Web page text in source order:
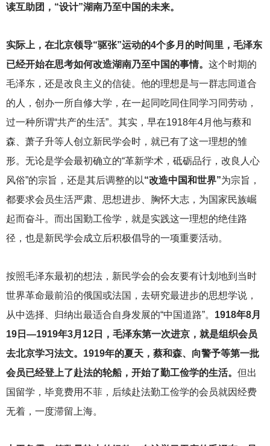
读互助团，“设计”湖南乃至中国的未来。
实际上，在北京领导“驱张”运动的4个多月的时间里，毛泽东
已经开始在思考如何改造湖南乃至中国的事情。 这个时期的
毛泽东，还是改良主义的信徒。他的理想是与一群志同道合
的人，创办一所自修大学，在一起同吃同住同学习同劳动，
过一种所谓“共产的生活”。其实，早在1918年4月他与蔡和
森、萧子升等人创立新民学会时，就已有了这一理想的雏
形。无论是学会最初确立的“革新学术，砥砺品行，改良人心
风俗”的宗旨，还是其后调整的以“改造中国和世界”为宗旨，
都要求会员生活严肃、思想进步、胸怀大志，为国家民族崛
起而奋斗。而出国勤工俭学，就是实践这一理想的绝佳路
径，也是新民学会成立后积极倡导的一项重要活动。
按照毛泽东最初的想法，新民学会的会友要有计划地到当时
世界革命最前沿的俄国或法国，去研究最进步的思想学说，
从中选择、归纳出最适合自身发展的“中国道路”。 1918年8月
19日—1919年3月12日，毛泽东第一次进京，就是组织会员
去北京学习法文。1919年的夏天，蔡和森、向警予等第一批
会员已经登上了赴法的轮船，开始了勤工俭学的生活。 但出
国留学，毕竟费用不菲，后续赴法勤工俭学的会员就因经费
无着，一度滞留上海。